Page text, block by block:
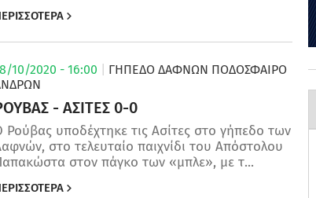
10/2020 - 16:00 ΓΗΠΕΔΟ ΔΑΦΝΩΝ ΠΟΔΌΣΦΑΙΡΟ
- ΑΣΙΤΕΣ 0-0
Ρούβας υποδέχτηκε τις Ασίτες στο γήπεδο των
στο τελευταίο παιχνίδι του Απόστολου
στον πάγκο των «μπλε», με τ...